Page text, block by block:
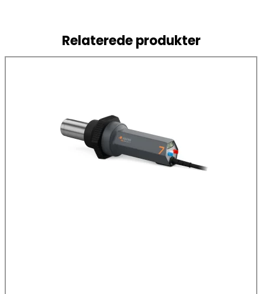
Relaterede produkter